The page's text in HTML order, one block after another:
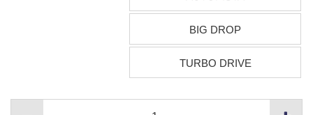
BIG DROP
TURBO DRIVE